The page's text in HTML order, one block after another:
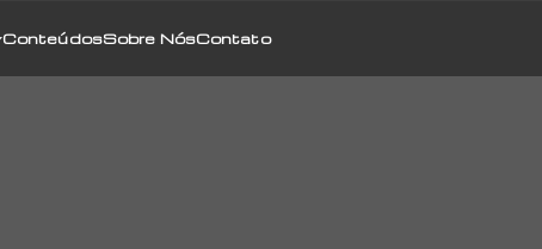
ConteúdosSobre NósContato